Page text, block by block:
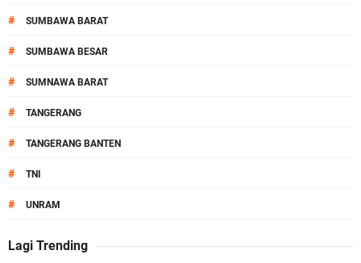
# SUMBAWA BARAT
# SUMBAWA BESAR
# SUMNAWA BARAT
# TANGERANG
# TANGERANG BANTEN
# TNI
# UNRAM
Lagi Trending